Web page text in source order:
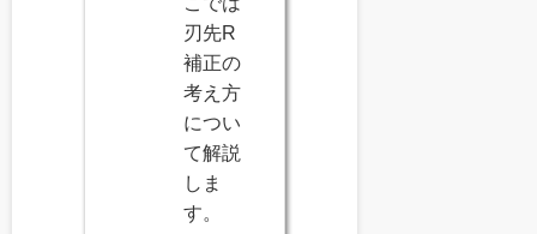
刃先R
補正の
考え方
につい
て解説
しま
す。